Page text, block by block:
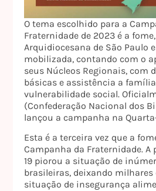
O tema escolhido para a
Fraternidade de 2023 é a
Arquidiocesana de São Paulo
mobilizada, contando com o
seus Núcleos Regionais, com
básicas e assistência a
vulnerabilidade social.
(Confederação Nacional dos
lançou a campanha na
Esta é a terceira vez que a
Campanha da Fraternidade. A
19 piorou a situação de
brasileiras, deixando milhares
situação de insegurança